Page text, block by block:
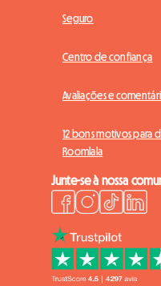
Seguro
Centro de confiança
Avaliações e
12 bons motivos para
Roomlala
Junte-se à nossa